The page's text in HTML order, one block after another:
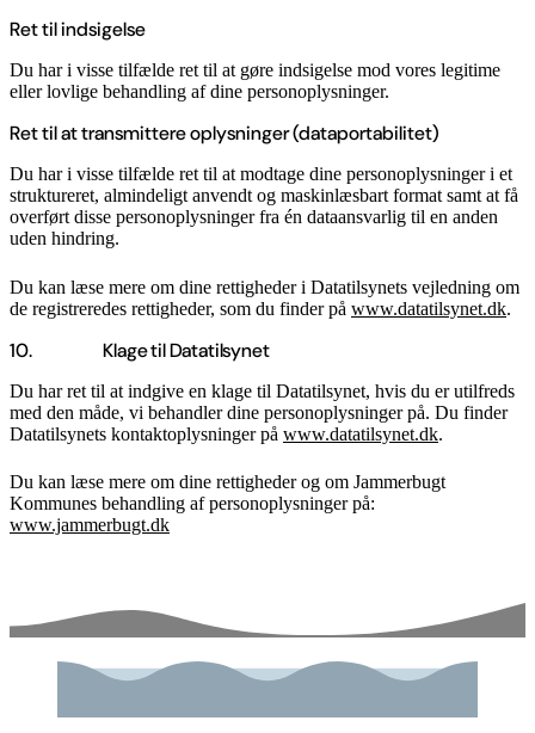
Ret til indsigelse
Du har i visse tilfælde ret til at gøre indsigelse mod vores legitime
eller lovlige behandling af dine personoplysninger.
Ret til at transmittere oplysninger (dataportabilitet)
Du har i visse tilfælde ret til at modtage dine personoplysninger i et
struktureret, almindeligt anvendt og maskinlæsbart format samt at få
overført disse personoplysninger fra én dataansvarlig til en anden
uden hindring.
Du kan læse mere om dine rettigheder i Datatilsynets vejledning om
de registreredes rettigheder, som du finder på www.datatilsynet.dk.
10. Klage til Datatilsynet
Du har ret til at indgive en klage til Datatilsynet, hvis du er utilfreds
med den måde, vi behandler dine personoplysninger på. Du finder
Datatilsynets kontaktoplysninger på www.datatilsynet.dk.
Du kan læse mere om dine rettigheder og om Jammerbugt
Kommunes behandling af personoplysninger på:
www.jammerbugt.dk